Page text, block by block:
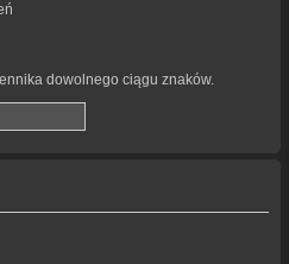
dowolnego ciągu znaków.